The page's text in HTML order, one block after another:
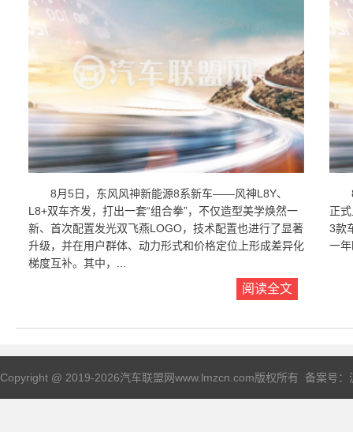
8月5日，东风风神新能源8系新车——风神L8Y、
L8+双车齐发，打出一套“组合拳”，不仅造型美学焕然一
新、首次配置发光双飞燕LOGO，技术配置也进行了显著
升级，并在用户群体、动力形式和价格定位上形成差异化
梯度互补。其中，...
阅读全文
正
3款
一
Copyright @ 2019-2026汽车联盟网www.lmzcn.com版权所有 备案号：